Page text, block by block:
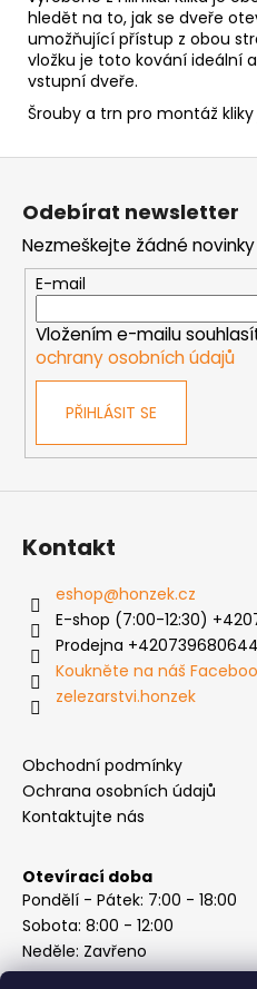
hledět na to, jak se dveře
umožňující přístup z obou
vložku je toto kování ideální
vstupní dveře.
Šrouby a trn pro montáž
Z
Odebírat newsletter
Nezmeškejte žádné
E-mail
Vložením e-mailu
ochrany osobních údajů
PŘIHLÁSIT SE
Kontakt
eshop@honzek.cz
E-shop (7:00-12:30)
Prodejna +420739680644
Koukněte na náš
zelezarstvi.honzek
Obchodní podmínky
Ochrana osobních údajů
Kontaktujte nás
Otevírací doba
Pondělí - Pátek: 7:00 - 18:00
Sobota: 8:00 - 12:00
Neděle: Zavřeno